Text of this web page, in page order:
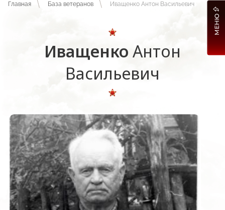
Главная База ветеранов Иващенко Антон Васильевич
Иващенко Антон
Васильевич
МЕНЮ